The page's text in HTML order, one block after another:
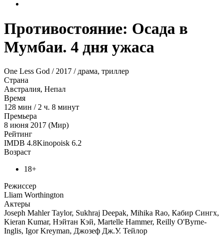
Противостояние: Осада в
Мумбаи. 4 дня ужаса
One Less God / 2017 / драма, триллер
Страна
Австралия, Непал
Время
128 мин / 2 ч. 8 минут
Премьера
8 июня 2017 (Мир)
Рейтинг
IMDB 4.8Kinopoisk 6.2
Возраст
18+
Режиссер
Lliam Worthington
Актеры
Joseph Mahler Taylor, Sukhraj Deepak, Mihika Rao, Кабир Сингх,
Kieran Kumar, Нэйтан Кэй, Martelle Hammer, Reilly O'Byrne-
Inglis, Igor Kreyman, Джозеф Дж.У. Тейлор